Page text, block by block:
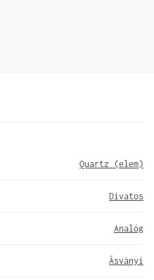
Quartz (elem)
Divatos
Analóg
Ásványi